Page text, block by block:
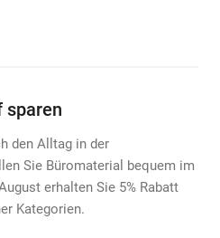
sparen
den Alltag in der
Sie Büromaterial bequem im
erhalten Sie 5% Rabatt
Kategorien.